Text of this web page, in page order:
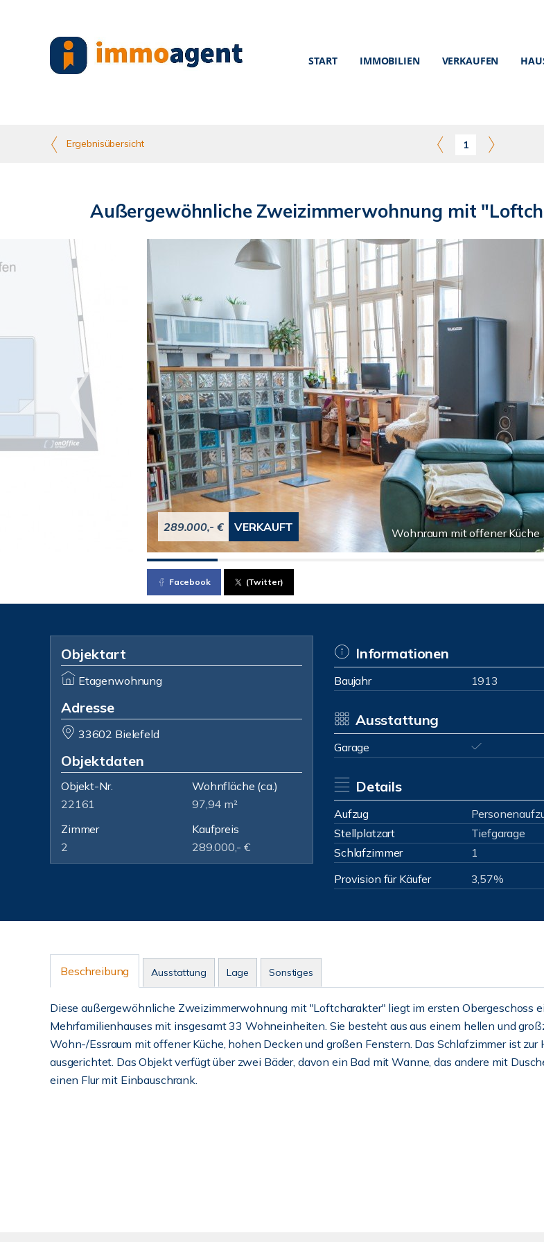
START IMMOBILIEN VERKAUFEN
Ergebnisübersicht 1
Außergewöhnliche Zweizimmerwohnung mit
Wohnraum mit offener Küche
289.000,- € VERKAUFT
Facebook (Twitter)
Objektart
Etagenwohnung
Adresse
33602 Bielefeld
Objektdaten
Objekt-Nr.
22161
Wohnfläche (ca.)
97,94 m²
Zimmer
2
Kaufpreis
289.000,- €
Informationen
Baujahr 1913
Ausstattung
Garage
Details
Aufzug
Stellplatzart
Tiefgarage
Schlafzimmer
1
Provision für Käufer
3,57%
Beschreibung Ausstattung Lage Sonstiges
Diese außergewöhnliche Zweizimmerwohnung mit "Loftcharakter" liegt im ersten Obergeschoss
Mehrfamilienhauses mit insgesamt 33 Wohneinheiten. Sie besteht aus aus einem hellen und
Wohn-/Essraum mit offener Küche, hohen Decken und großen Fenstern. Das Schlafzimmer ist zur
ausgerichtet. Das Objekt verfügt über zwei Bäder, davon ein Bad mit Wanne, das andere mit
einen Flur mit Einbauschrank.